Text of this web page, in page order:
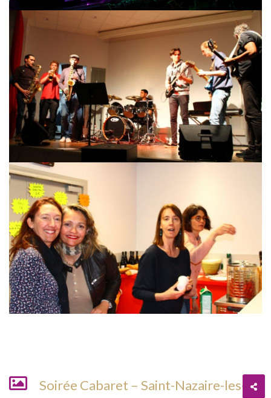
Soirée Cabaret – Saint-Nazaire-les-